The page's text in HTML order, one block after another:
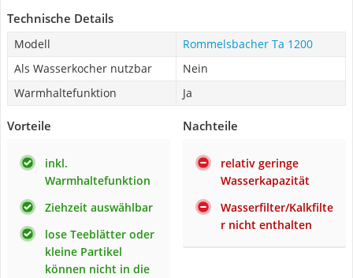
Technische Details
Modell
Rommelsbacher Ta 1200
Als Wasserkocher nutzbar
Nein
Warmhaltefunktion
Ja
Vorteile
inkl.
Warmhaltefunktion
Ziehzeit auswählbar
lose Teeblätter oder
kleine Partikel
können nicht in die
Nachteile
relativ geringe
Wasserkapazität
Wasserfilter/Kalkfilte
r nicht enthalten